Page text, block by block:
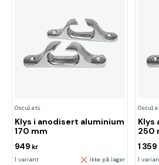
Osculati
Klys i anodisert aluminium
170 mm
949 kr
1 variant Ikke på lager
Klys
250
1 359
1